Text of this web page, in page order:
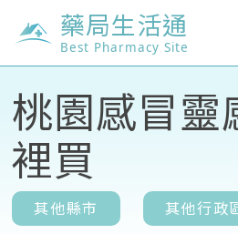
藥局生活通
Best Pharmacy Site
桃園感冒靈
裡買
其他縣市 其他行政